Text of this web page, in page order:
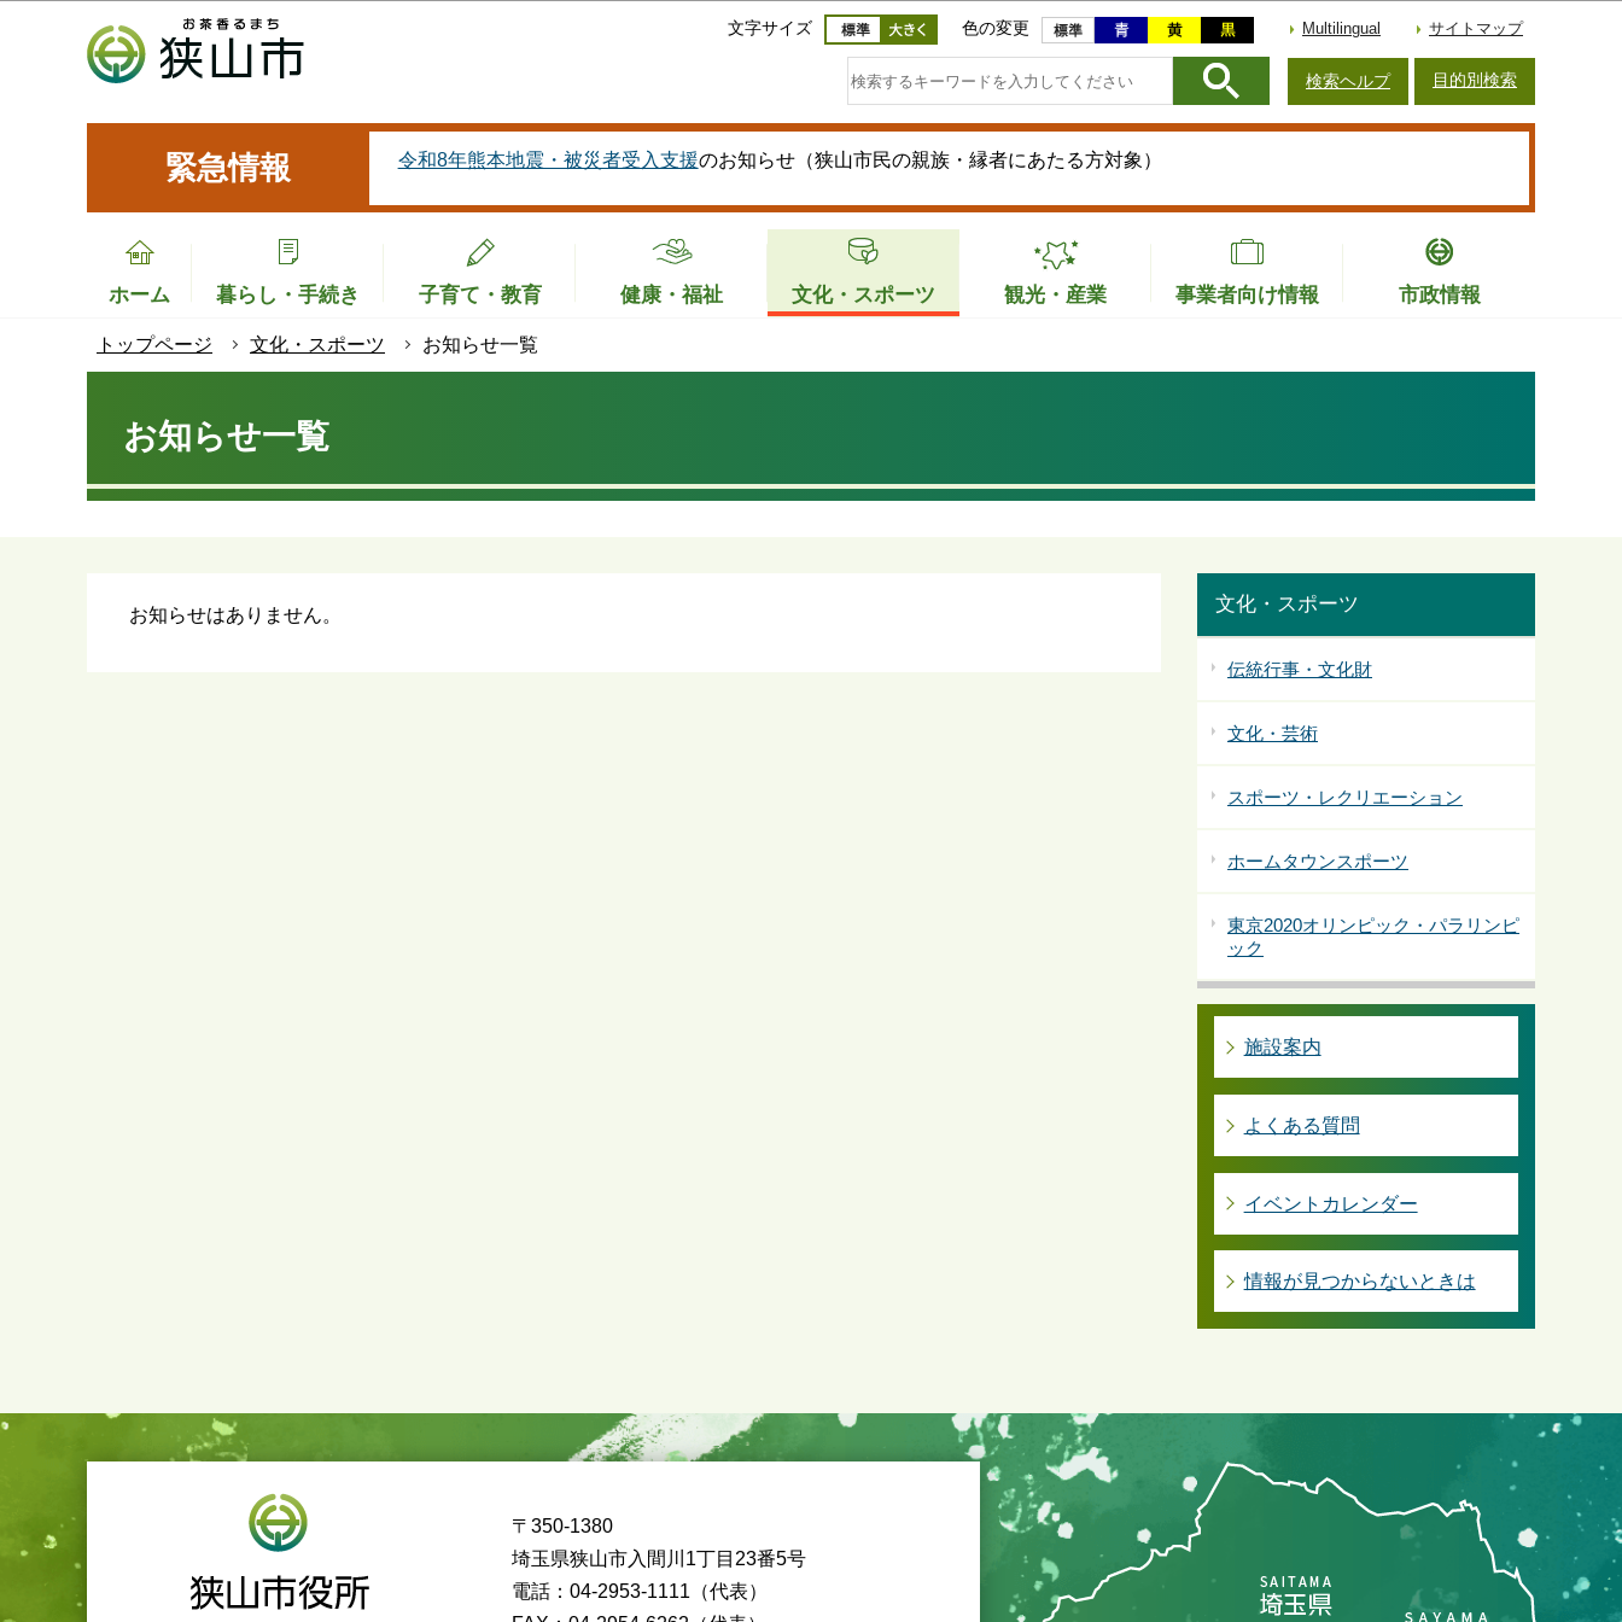
このページの本文へ移動
文字サイズ 色の変更 Multilingual サイトマップ
検索ヘルプ 目的別検索
緊急情報 令和8年熊本地震・被災者受入支援のお知らせ（狭山市民の親族・縁者にあたる方対象）
ホーム 暮らし・手続き 子育て・教育 健康・福祉 文化・スポーツ 観光・産業 事業者向け情報 市政情報
トップページ 文化・スポーツ お知らせ一覧
お知らせ一覧
お知らせはありません。 文化・スポーツ
伝統行事・文化財
文化・芸術
スポーツ・レクリエーション
ホームタウンスポーツ
東京2020オリンピック・パラリンピ
ック
施設案内
よくある質問
イベントカレンダー
情報が見つからないときは
〒350-1380
埼玉県狭山市入間川1丁目23番5号
電話：04-2953-1111（代表）